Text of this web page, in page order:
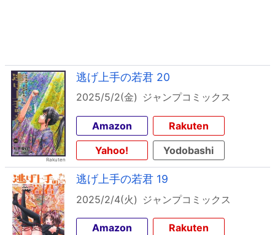
逃げ上手の若君 20
2025/5/2(金) ジャンプコミックス
Amazon
Rakuten
Yahoo!
Yodobashi
逃げ上手の若君 19
2025/2/4(火) ジャンプコミックス
Amazon
Rakuten